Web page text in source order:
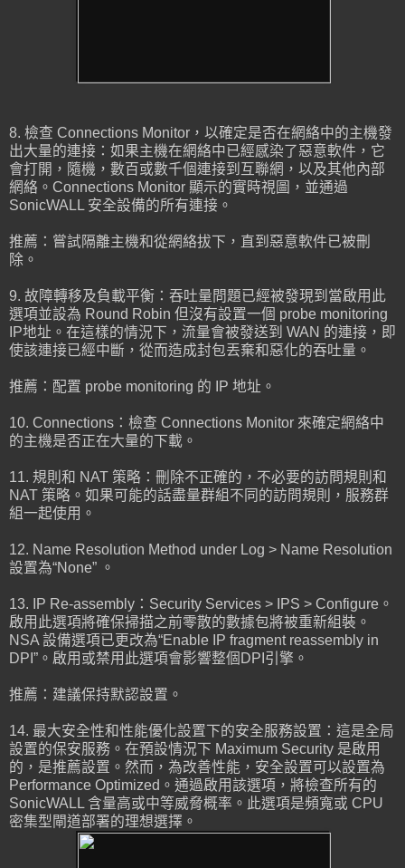
8. 檢查 Connections Monitor，以確定是否在網絡中的主機發
出大量的連接：如果主機在網絡中已經感染了惡意軟件，它
會打開，隨機，數百或數千個連接到互聯網，以及其他內部
網絡。Connections Monitor 顯示的實時視圖，並通過
SonicWALL 安全設備的所有連接。
推薦：嘗試隔離主機和從網絡拔下，直到惡意軟件已被刪
除。
9. 故障轉移及負載平衡：吞吐量問題已經被發現到當啟用此
選項並設為 Round Robin 但沒有設置一個 probe monitoring
IP地址。在這樣的情況下，流量會被發送到 WAN 的連接，即
使該連接已經中斷，從而造成封包丟棄和惡化的吞吐量。
推薦：配置 probe monitoring 的 IP 地址。
10. Connections：檢查 Connections Monitor 來確定網絡中
的主機是否正在大量的下載。
11. 規則和 NAT 策略：刪除不正確的，不必要的訪問規則和
NAT 策略。如果可能的話盡量群組不同的訪問規則，服務群
組一起使用。
12. Name Resolution Method under Log > Name Resolution
設置為“None” 。
13. IP Re-assembly：Security Services > IPS > Configure。
啟用此選項將確保掃描之前零散的數據包將被重新組裝。
NSA 設備選項已更改為“Enable IP fragment reassembly in
DPI”。啟用或禁用此選項會影響整個DPI引擎。
推薦：建議保持默認設置。
14. 最大安全性和性能優化設置下的安全服務設置：這是全局
設置的保安服務。在預設情況下 Maximum Security 是啟用
的，是推薦設置。然而，為改善性能，安全設置可以設置為
Performance Optimized。通過啟用該選項，將檢查所有的
SonicWALL 含量高或中等威脅概率。此選項是頻寬或 CPU
密集型閘道部署的理想選擇。